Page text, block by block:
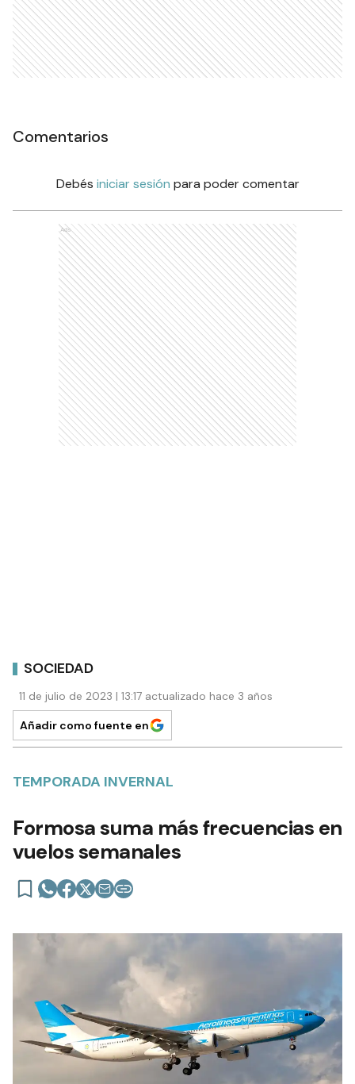
Comentarios
Debés iniciar sesión para poder comentar
Ads
SOCIEDAD
11 de julio de 2023 | 13:17 actualizado hace 3 años
Añadir como fuente en
TEMPORADA INVERNAL
Formosa suma más frecuencias en
vuelos semanales